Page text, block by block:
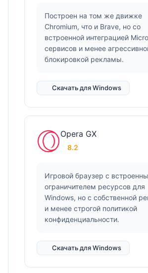
Построен на том же движке
Chromium, что и Brave, но со
встроенной интеграцией
сервисов и менее
блокировкой рекламы.
Скачать для Windows
Opera GX
8.2
Игровой браузер с
ограничителем ресурсов для
Windows, но с собственной
и менее строгой политикой
конфиденциальности.
Скачать для Windows